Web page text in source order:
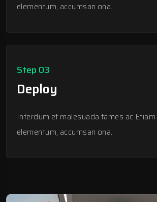
elementum, accumsan ona.
Step 03
Deploy
Interdum et malesuada fames ac
elementum, accumsan ona.